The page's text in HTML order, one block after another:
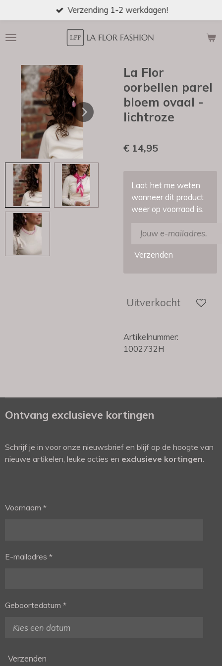
direct
naar
Verzending 1-2 werkdagen!
La Flor
oorbellen parel
bloem ovaal -
lichtroze
€ 14,95
Laat het me weten
wanneer dit product
weer op voorraad is.
Verzenden
Uitverkocht
Artikelnummer:
1002732H
Ontvang exclusieve kortingen
Schrijf je in voor onze nieuwsbrief en blijf op de hoogte van
nieuwe artikelen, leuke acties en exclusieve kortingen
Voornaam *
E-mailadres *
Geboortedatum *
Verzenden